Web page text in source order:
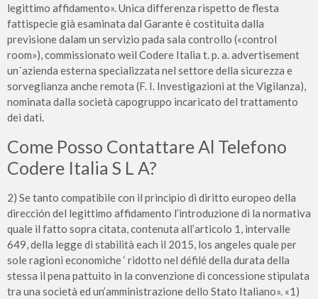
legittimo affidamento». Unica differenza rispetto de flesta
fattispecie già esaminata dal Garante è costituita dalla
previsione dalam un servizio pada sala controllo («control
room»), commissionato weil Codere Italia t. p. a. advertisement
un´azienda esterna specializzata nel settore della sicurezza e
sorveglianza anche remota (F. I. Investigazioni at the Vigilanza),
nominata dalla società capogruppo incaricato del trattamento
dei dati.
Come Posso Contattare Al Telefono
Codere Italia S L A?
2) Se tanto compatibile con il principio di diritto europeo della
dirección del legittimo affidamento l’introduzione di la normativa
quale il fatto sopra citata, contenuta all’articolo 1, intervalle
649, della legge di stabilità each il 2015, los angeles quale per
sole ragioni economiche ‘ ridotto nel défilé della durata della
stessa il pena pattuito in la convenzione di concessione stipulata
tra una società ed un’amministrazione dello Stato Italiano». «1)